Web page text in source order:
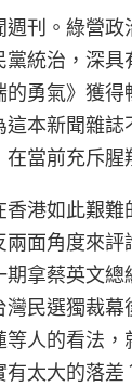
刊。綠營
統治，深
勇氣》獲
本新聞雜
當前充斥腥
港如此艱
面角度來
拿蔡英文
民選獨裁
人的看法
太大的落差